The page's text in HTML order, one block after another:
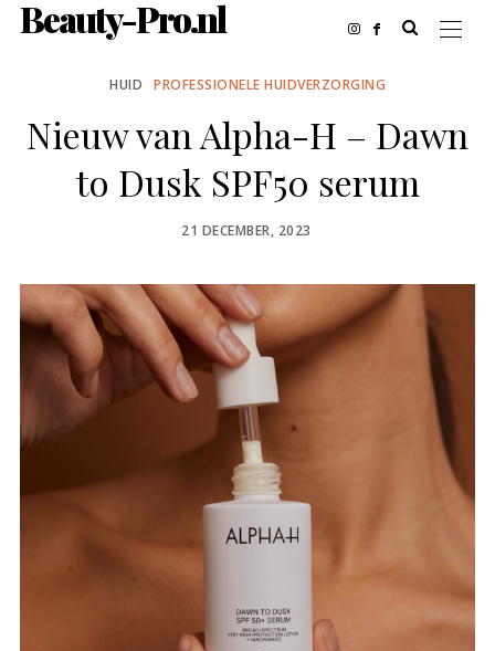
Beauty-Pro.nl
HUID PROFESSIONELE HUIDVERZORGING
Nieuw van Alpha-H – Dawn
to Dusk SPF50 serum
POSTED
21 DECEMBER, 2023